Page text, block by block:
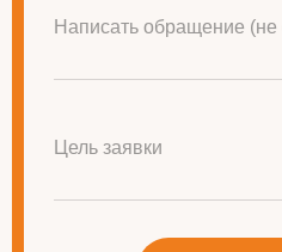
Написать обращение (не
Цель заявки